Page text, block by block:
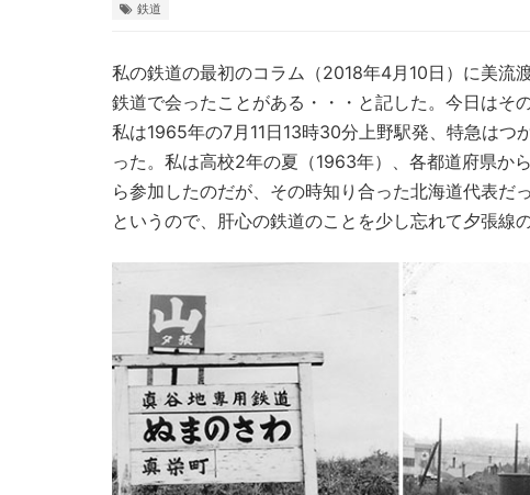
鉄道
私の鉄道の最初のコラム（2018年4月10日）に美流
鉄道で会ったことがある・・・と記した。今日はそ
私は1965年の7月11日13時30分上野駅発、特急は
った。私は高校2年の夏（1963年）、各都道府県か
ら参加したのだが、その時知り合った北海道代表だ
というので、肝心の鉄道のことを少し忘れて夕張線